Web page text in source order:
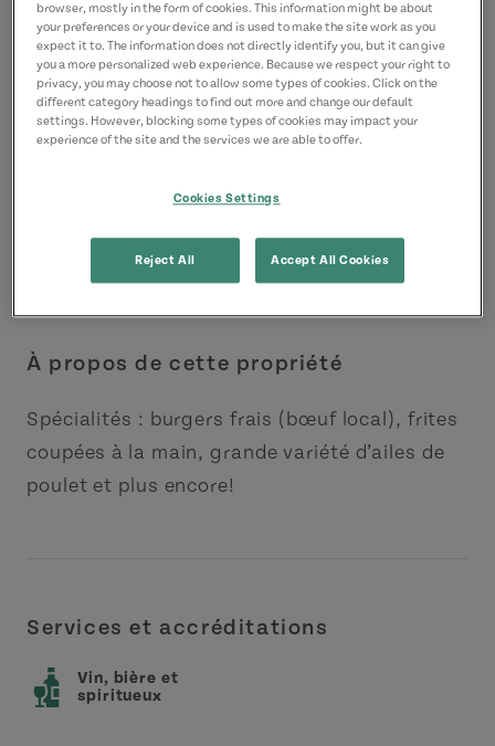
À propos de cette propriété
Spécialités : burgers frais (bœuf local), frites
coupées à la main, grande variété d’ailes de
poulet et plus encore!
Services et accréditations
Vin, bière et
spiritueux
browser, mostly in the form of cookies. This information might be about
your preferences or your device and is used to make the site work as you
expect it to. The information does not directly identify you, but it can give
you a more personalized web experience. Because we respect your right to
privacy, you may choose not to allow some types of cookies. Click on the
different category headings to find out more and change our default
settings. However, blocking some types of cookies may impact your
experience of the site and the services we are able to offer.
Cookies Settings
Reject All Accept All Cookies